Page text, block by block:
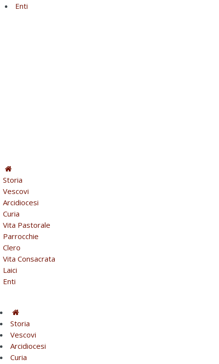
Enti
Storia
Vescovi
Arcidiocesi
Curia
Vita Pastorale
Parrocchie
Clero
Vita Consacrata
Laici
Enti
Storia
Vescovi
Arcidiocesi
Curia